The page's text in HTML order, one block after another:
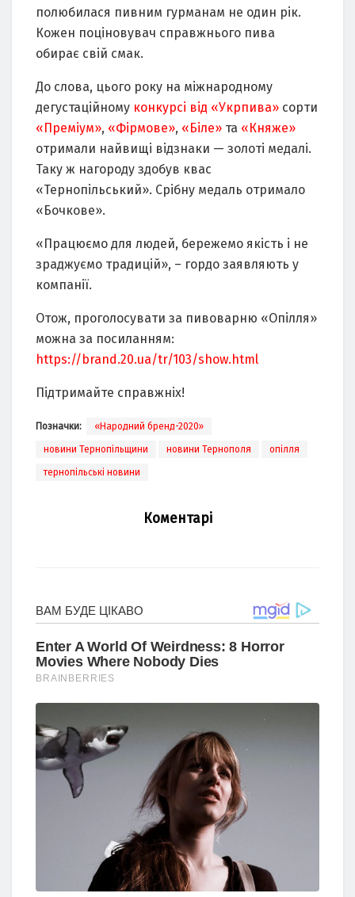
полюбилася пивним гурманам не один рік.
Кожен поціновувач справжнього пива
обирає свій смак.
До слова, цього року на міжнародному
дегустаційному конкурсі від «Укрпива» сорти
«Преміум», «Фірмове», «Біле» та «Княже»
отримали найвищі відзнаки — золоті медалі.
Таку ж нагороду здобув квас
«Тернопільський». Срібну медаль отримало
«Бочкове».
«Працюємо для людей, бережемо якість і не
зраджуємо традицій», – гордо заявляють у
компанії.
Отож, проголосувати за пивоварню «Опілля»
можна за посиланням:
https://brand.20.ua/tr/103/show.html
Підтримайте справжніх!
Позначки: «Народний бренд-2020»
новини Тернопільщини новини Тернополя опілля
тернопільські новини
Коментарі